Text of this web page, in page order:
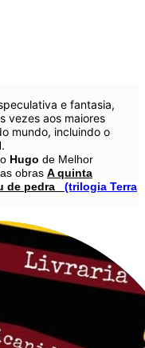
e fantasia,
vezes aos maiores
mundo, incluindo o
.
Hugo de Melhor
obras A quinta
de pedra (trilogia Terra